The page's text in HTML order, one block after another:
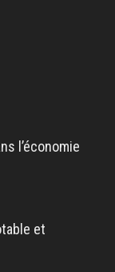
l’économie
et